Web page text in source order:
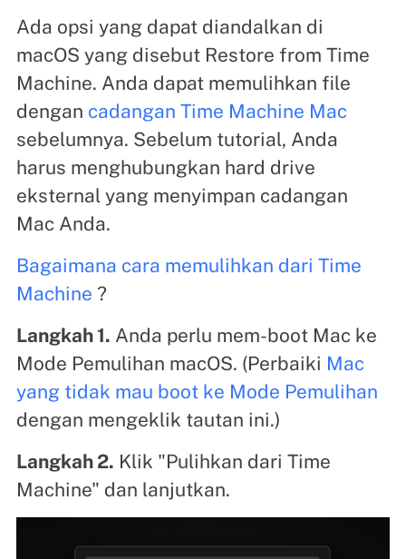
Ada opsi yang dapat diandalkan di
macOS yang disebut Restore from Time
Machine. Anda dapat memulihkan file
dengan cadangan Time Machine Mac
sebelumnya. Sebelum tutorial, Anda
harus menghubungkan hard drive
eksternal yang menyimpan cadangan
Mac Anda.
Bagaimana cara memulihkan dari Time
Machine ?
Langkah 1. Anda perlu mem-boot Mac ke
Mode Pemulihan macOS. (Perbaiki Mac
yang tidak mau boot ke Mode Pemulihan
dengan mengeklik tautan ini.)
Langkah 2. Klik "Pulihkan dari Time
Machine" dan lanjutkan.